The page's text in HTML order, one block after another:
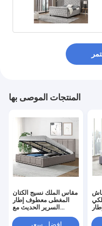
المنتجات الموصى بها
مقاس الملك نسيج الكتان
المغطى معطوف إطار
السرير الحديث مع